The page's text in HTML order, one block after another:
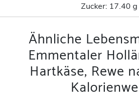
Zucker: 17.40 g
Ähnliche
Emmentaler
Hartkäse, Rewe